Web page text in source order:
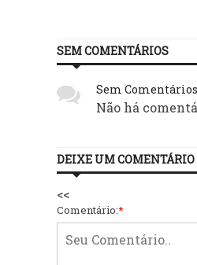
SEM COMENTÁRIOS
Sem
Não há
DEIXE UM COMENTÁRIO
<<
Comentário:*